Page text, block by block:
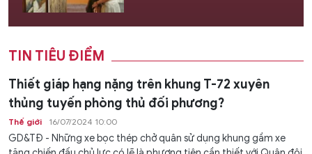
TIN TIÊU ĐIỂM
Thiết giáp hạng nặng trên khung T-72 xuyên
thủng tuyến phòng thủ đối phương?
Thế giới 16/07/2024 10:00
GD&TĐ - Những xe bọc thép chở quân sử dụng khung gầm xe